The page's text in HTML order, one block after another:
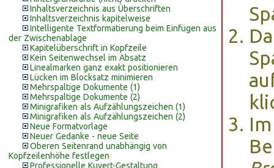
Inhaltsverzeichnis aus Überschriften
Inhaltsverzeichnis kapitelweise
Intelligente Textformatierung beim Einfügen aus
der Zwischenablage
Kapitelüberschrift in Kopfzeile
Kein Seitenwechsel im Absatz
Linealmarken ganz exakt positionieren
Lücken im Blocksatz minimieren
Mehrspaltige Dokumente (1)
Mehrspaltige Dokumente (2)
Minigrafiken als Aufzählungszeichen (1)
Minigrafiken als Aufzählungszeichen (2)
Neue Formatvorlage
Neuer Gedanke - neue Seite
Oberen Seitenrand unabhängig von
Kopfzeilenhöhe festlegen
Professionelle Kuvert-Gestaltung